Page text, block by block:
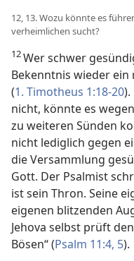
12, 13. Wozu könnte es
verheimlichen sucht?
12Wer schwer
Bekenntnis wieder ein
(1. Timotheus 1:18-20).
nicht, könnte es
zu weiteren Sünden
nicht lediglich gegen
die Versammlung
Gott. Der Psalmist
ist sein Thron. Seine
eigenen blitzenden
Jehova selbst prüft
Bösen“ (Psalm 11:4, 5).